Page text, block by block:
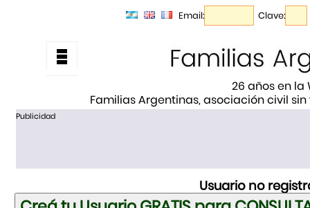
Email: Clave:
26 años en la
Familias Argentinas, asociación civil
Publicidad
Usuario no